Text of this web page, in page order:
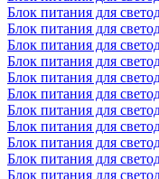
Блок питания для
Блок питания для
Блок питания для
Блок питания для
Блок питания для
Блок питания для
Блок питания для
Блок питания для
Блок питания для
Блок питания для
Блок питания для